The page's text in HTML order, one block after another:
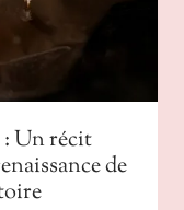
: Un récit
de